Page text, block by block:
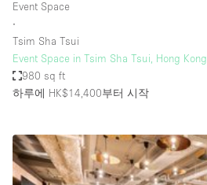
Art Gallery
Atelier / Workshop Studio
Boat
Boutique / Shop
Conference Room
Event Space
∙
Tsim Sha Tsui
Event Space in Tsim Sha Tsui, Hong Kong
980 sq ft
하루에 HK$14,400부터 시작